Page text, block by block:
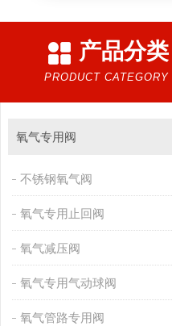
产品分类
PRODUCT CATEGORY
氧气专用阀
不锈钢氧气阀
氧气专用止回阀
氧气减压阀
氧气专用气动球阀
氧气管路专用阀